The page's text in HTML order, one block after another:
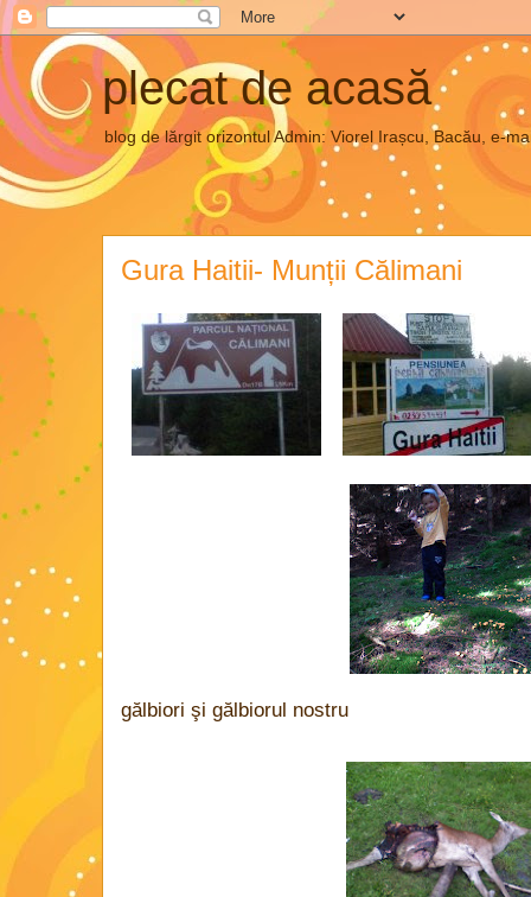
plecat de acasă
blog de lărgit orizontul Admin: Viorel Irașcu, Bacău, e-
Gura Haitii- Munții Călimani
gălbiori şi gălbiorul nostru